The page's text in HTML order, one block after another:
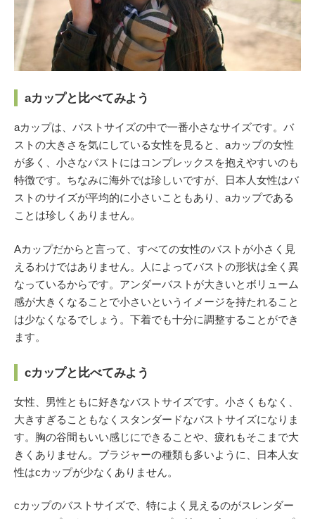
aカップと比べてみよう
aカップは、バストサイズの中で一番小さなサイズです。バ
ストの大きさを気にしている女性を見ると、aカップの女性
が多く、小さなバストにはコンプレックスを抱えやすいのも
特徴です。ちなみに海外では珍しいですが、日本人女性はバ
ストのサイズが平均的に小さいこともあり、aカップである
ことは珍しくありません。
Aカップだからと言って、すべての女性のバストが小さく見
えるわけではありません。人によってバストの形状は全く異
なっているからです。アンダーバストが大きいとボリューム
感が大きくなることで小さいというイメージを持たれること
は少なくなるでしょう。下着でも十分に調整することができ
ます。
cカップと比べてみよう
女性、男性ともに好きなバストサイズです。小さくもなく、
大きすぎることもなくスタンダードなバストサイズになりま
す。胸の谷間もいい感じにできることや、疲れもそこまで大
きくありません。ブラジャーの種類も多いように、日本人女
性はcカップが少なくありません。
cカップのバストサイズで、特によく見えるのがスレンダー